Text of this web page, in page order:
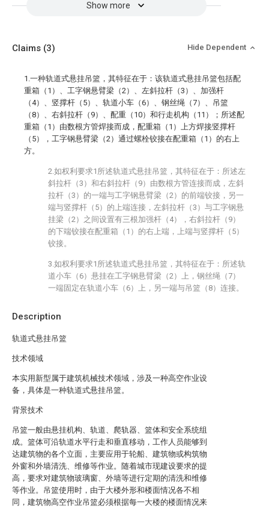
Show more
Description
轨道式悬挂吊篮
技术领域
本实用新型属于建筑机械技术领域，涉及一种高空作业设
备，具体是一种轨道式悬挂吊篮。
背景技术
吊篮一般由悬挂机构、轨道、爬轨器、篮体和安全系统组
成。篮体可沿轨道水平行走和垂直移动，工作人员能够到
达建筑物的各个立面，主要应用于轮船、建筑物或构筑物
外窗和外墙清洗、维修等作业。随着城市现建设要求的提
高，要求对建筑物玻璃窗、外墙等进行定期的清洗和维修
等作业。吊篮使用时，由于大楼外形和楼面情况各不相
同，建筑物高空作业吊篮必须根据每一大楼的楼面情况来
Claims (3) Hide Dependent
1.一种轨道式悬挂吊篮，其特征在于：该轨道式悬挂吊篮包括配
重箱（1）、工字钢悬臂梁（2）、左斜拉杆（3）、加强杆
（4）、竖撑杆（5）、轨道小车（6）、钢丝绳（7）、吊篮
（8）、右斜拉杆（9）、配重（10）和行走机构（11）；所述配
重箱（1）由数根方管焊接而成，配重箱（1）上方焊接竖撑杆
（5），工字钢悬臂梁（2）通过螺栓铰接在配重箱（1）的右上
方。
2.如权利要求1所述轨道式悬挂吊篮，其特征在于：所述左
斜拉杆（3）和右斜拉杆（9）由数根方管连接而成，左斜
拉杆（3）的一端与工字钢悬臂梁（2）的前端铰接，另一
端与竖撑杆（5）的上端连接，左斜拉杆（3）与工字钢悬
挂梁（2）之间设置有三根加强杆（4），右斜拉杆（9）
的下端铰接在配重箱（1）的右上端，上端与竖撑杆（5）
铰接。
3.如权利要求1所述轨道式悬挂吊篮，其特征在于：所述轨
道小车（6）悬挂在工字钢悬臂梁（2）上，钢丝绳（7）
一端固定在轨道小车（6）上，另一端与吊篮（8）连接。